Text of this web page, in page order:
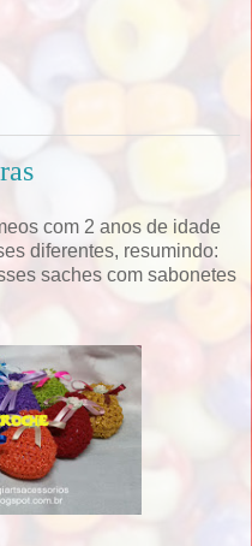
com 2 anos de idade
diferentes, resumindo:
saches com sabonetes